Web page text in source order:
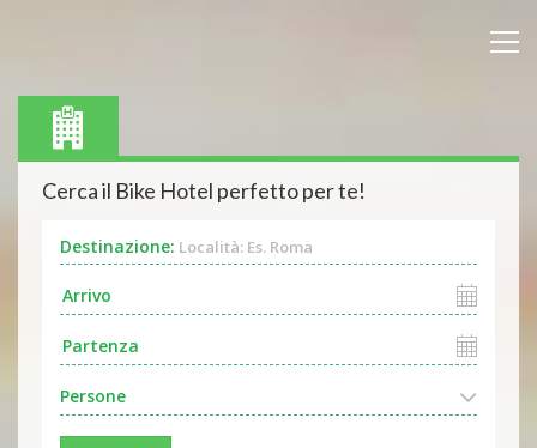
Cerca il Bike Hotel perfetto per te!
Destinazione: Località: Es. Roma
Persone